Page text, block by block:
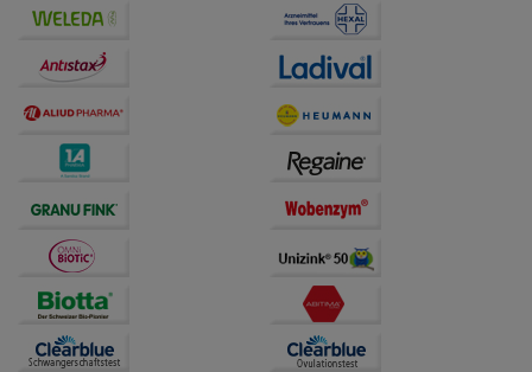
Statistik & Tracking:
Hierüber lassen sich
Informationen über die Art und Weise der Nutzung
unserer Website sammeln, mit deren Hilfe wir unsere
auf unserer Website aber auch die Werbung auf
Drittseiten möglichst relevant für Sie zu gestalten.
Bitte beachten Sie, dass Daten hierfür teilweise an
Dritte wie z.B. Google oder soziale Medien